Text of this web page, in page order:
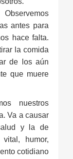
antes para
hace falta.
la comida
de los aún
que muere
nuestros
Va a causar
y la de
humor,
cotidiano